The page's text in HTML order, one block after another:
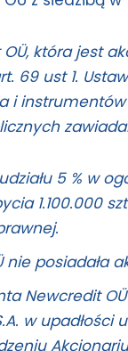
która jest
69 ust 1.
i
5 % w
1.100.000
posiadała
Newcredit
w